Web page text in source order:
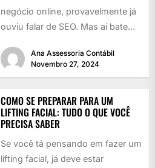
negócio online, provavelmente já
ouviu falar de SEO. Mas aí bate
Ana Assessoria Contábil
Novembro 27, 2024
COMO SE PREPARAR PARA UM
LIFTING FACIAL: TUDO O QUE VOCÊ
PRECISA SABER
Se você tá pensando em fazer um
lifting facial, já deve estar